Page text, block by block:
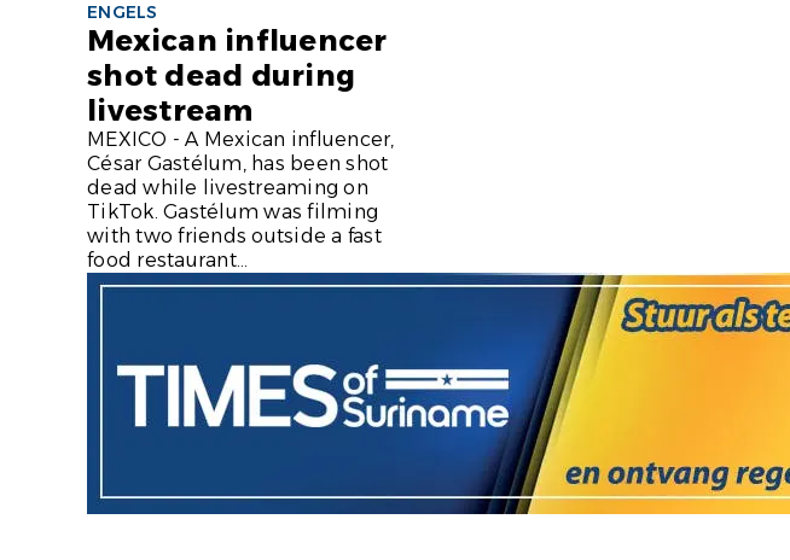
ENGELS
Mexican influencer
shot dead during
livestream
MEXICO - A Mexican influencer,
César Gastélum, has been shot
dead while livestreaming on
TikTok. Gastélum was filming
with two friends outside a fast
food restaurant...